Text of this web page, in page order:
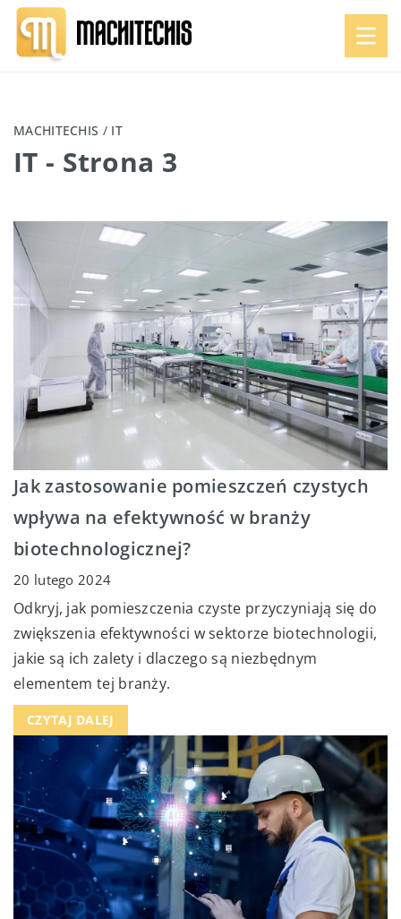
MACHITECHIS / IT
IT - Strona 3
Jak zastosowanie pomieszczeń czystych
wpływa na efektywność w branży
biotechnologicznej?
20 lutego 2024
Odkryj, jak pomieszczenia czyste przyczyniają się do
zwiększenia efektywności w sektorze biotechnologii,
jakie są ich zalety i dlaczego są niezbędnym
elementem tej branży.
CZYTAJ DALEJ